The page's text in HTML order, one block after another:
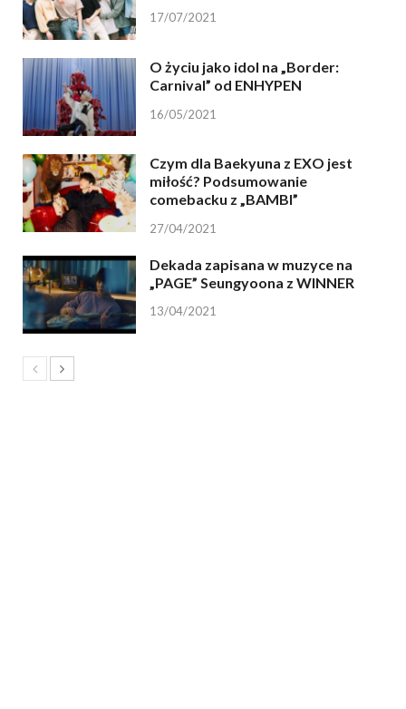
17/07/2021
O życiu jako idol na „Border:
Carnival” od ENHYPEN
16/05/2021
Czym dla Baekyuna z EXO jest
miłość? Podsumowanie
comebacku z „BAMBI”
27/04/2021
Dekada zapisana w muzyce na
„PAGE” Seungyoona z WINNER
13/04/2021